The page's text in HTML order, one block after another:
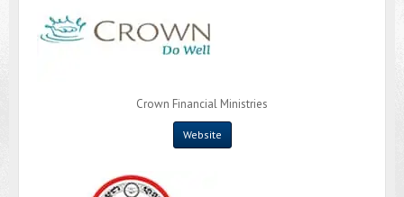
Crown Financial Ministries
Website